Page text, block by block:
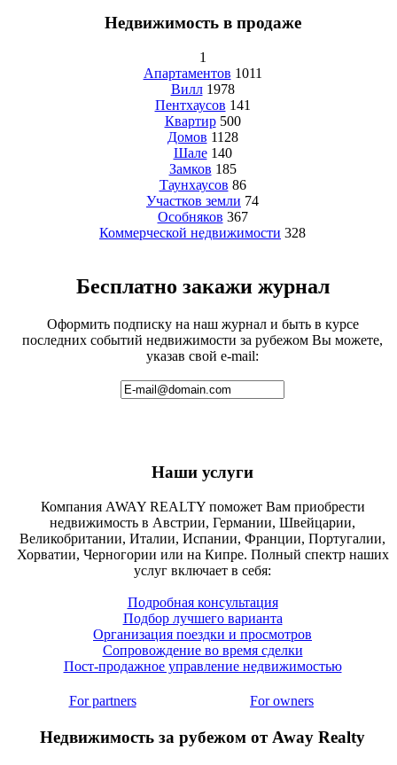
Недвижимость в продаже
1
Апартаментов 1011
Вилл 1978
Пентхаусов 141
Квартир 500
Домов 1128
Шале 140
Замков 185
Таунхаусов 86
Участков земли 74
Особняков 367
Коммерческой недвижимости 328
Бесплатно закажи журнал
Оформить подписку на наш журнал и быть в курсе
последних событий недвижимости за рубежом Вы можете,
указав свой e-mail:
Наши услуги
Компания AWAY REALTY поможет Вам приобрести
недвижимость в Австрии, Германии, Швейцарии,
Великобритании, Италии, Испании, Франции, Португалии,
Хорватии, Черногории или на Кипре. Полный спектр наших
услуг включает в себя:
Подробная консультация
Подбор лучшего варианта
Организация поездки и просмотров
Сопровождение во время сделки
Пост-продажное управление недвижимостью
For partners For owners
Недвижимость за рубежом от Away Realty